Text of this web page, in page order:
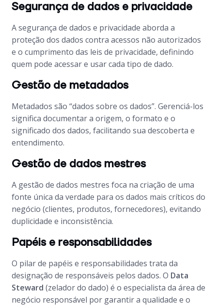
Segurança de dados e privacidade
A segurança de dados e privacidade aborda a
proteção dos dados contra acessos não autorizados
e o cumprimento das leis de privacidade, definindo
quem pode acessar e usar cada tipo de dado.
Gestão de metadados
Metadados são “dados sobre os dados”. Gerenciá-los
significa documentar a origem, o formato e o
significado dos dados, facilitando sua descoberta e
entendimento.
Gestão de dados mestres
A gestão de dados mestres foca na criação de uma
fonte única da verdade para os dados mais críticos do
negócio (clientes, produtos, fornecedores), evitando
duplicidade e inconsistência.
Papéis e responsabilidades
O pilar de papéis e responsabilidades trata da
designação de responsáveis pelos dados. O Data
Steward (zelador do dado) é o especialista da área de
negócio responsável por garantir a qualidade e o